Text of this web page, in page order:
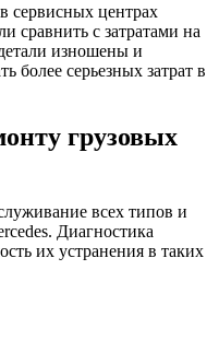
сервисных центрах
сравнить с затратами на
изношены и
более серьезных затрат в
грузовых
всех типов и
Диагностика
их устранения в таких